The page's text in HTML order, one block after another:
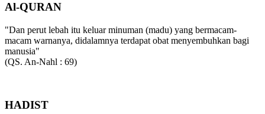
Al-QURAN
"Dan perut lebah itu keluar minuman (madu) yang bermacam-
macam warnanya, didalamnya terdapat obat menyembuhkan bagi
manusia"
(QS. An-Nahl : 69)
HADIST